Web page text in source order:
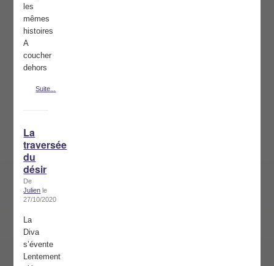
les
mêmes
histoires
A
coucher
dehors
Suite...
La
traversée
du
désir
De
Julien le
27/10/2020
La
Diva
s’évente
Lentement